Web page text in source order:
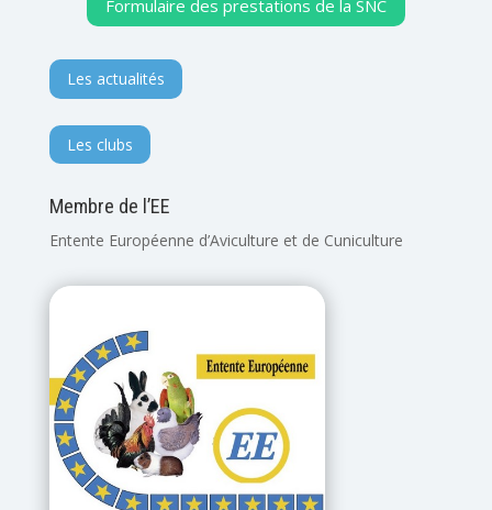
Formulaire des prestations de la SNC
Les actualités
Les clubs
Membre de l’EE
Entente Européenne d’Aviculture et de Cuniculture